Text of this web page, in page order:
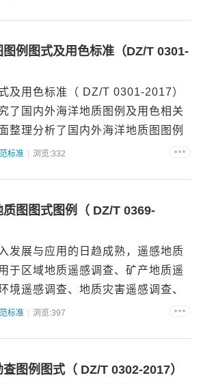
例图式及用色标准（DZ/T 0301-
及用色标准（ DZ/T 0301-2017）
了国内外海洋地质图例及用色相关
整理分析了国内外海洋地质图图例
洋地质调查有关的规范要求，结合
标准 浏览:332
图图式图例（ DZ/T 0369-
发展与应用的日趋成熟，遥感地质
于区域地质遥感调查、矿产地质遥
境遥感调查、地质灾害遥感调查、
变 监测、矿产资源开发状况遥感监
标准 浏览:397
图例图式（ DZ/T 0302-2017）